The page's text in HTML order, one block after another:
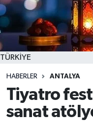
TÜRKİYE
HABERLER ANTALYA
Tiyatro
sanat